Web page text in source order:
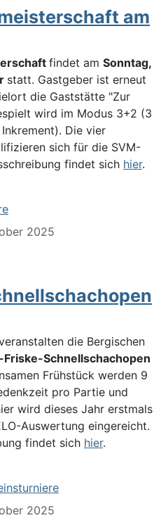
am
findet am Sonntag,
statt. Gastgeber ist erneut
die Gaststätte "Zur
wird im Modus 3+2 (3
Die vier
sich für die SVM-
findet sich hier.
2025
die Bergischen
Friske-Schnellschachopen
Frühstück werden 9
pro Partie und
wird dieses Jahr erstmals
Auswertung eingereicht.
findet sich hier.
2025